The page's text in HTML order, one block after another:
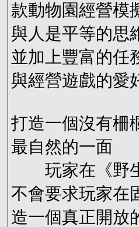
款動物園經營模
與人是平等的思
並加上豐富的任
與經營遊戲的愛
打造一個沒有柵
最自然的一面
玩家在《野生
不會要求玩家在
造一個真正開放